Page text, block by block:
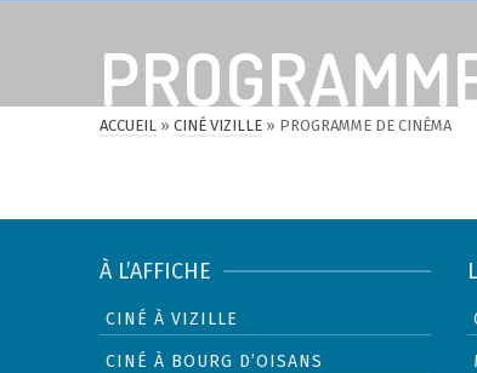
ACCUEIL » CINÉ VIZILLE » PROGRAMME DE CINÉMA
À L’AFFICHE
CINÉ À VIZILLE
CINÉ À BOURG D’OISANS